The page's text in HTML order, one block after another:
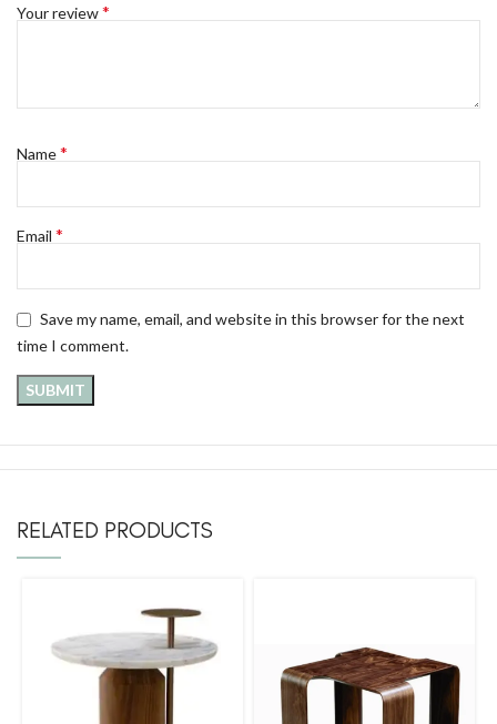
Your review*
Name*
Email *
Save my name, email, and website in this browser for the next
time I comment.
RELATED PRODUCTS